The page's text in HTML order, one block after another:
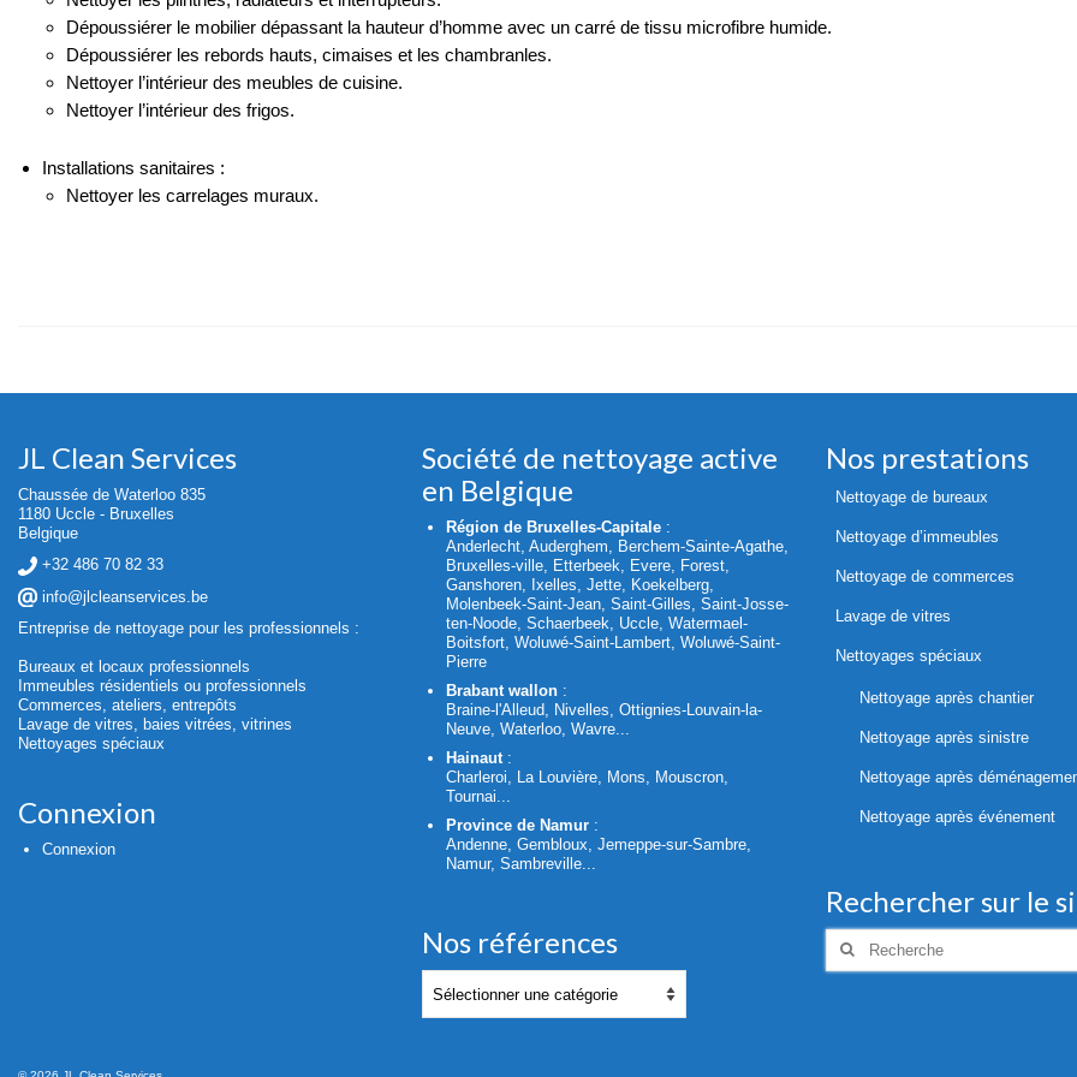
Dépoussiérer le mobilier dépassant la hauteur d’homme avec un carré de tissu microfibre humide.
Dépoussiérer les rebords hauts, cimaises et les chambranles.
Nettoyer l’intérieur des meubles de cuisine.
Nettoyer l’intérieur des frigos.
Installations sanitaires :
Nettoyer les carrelages muraux.
JL Clean Services
Chaussée de Waterloo 835
1180 Uccle - Bruxelles
Belgique
+32 486 70 82 33
info@jlcleanservices.be
Entreprise de nettoyage pour les professionnels :
Bureaux et locaux professionnels
Immeubles résidentiels ou professionnels
Commerces, ateliers, entrepôts
Lavage de vitres, baies vitrées, vitrines
Nettoyages spéciaux
Connexion
Connexion
Société de nettoyage active
en Belgique
Région de Bruxelles-Capitale :
Anderlecht, Auderghem, Berchem-Sainte-Agathe,
Bruxelles-ville, Etterbeek, Evere, Forest,
Ganshoren, Ixelles, Jette, Koekelberg,
Molenbeek-Saint-Jean, Saint-Gilles, Saint-Josse-
ten-Noode, Schaerbeek, Uccle, Watermael-
Boitsfort, Woluwé-Saint-Lambert, Woluwé-Saint-
Pierre
Brabant wallon :
Braine-l'Alleud, Nivelles, Ottignies-Louvain-la-
Neuve, Waterloo, Wavre...
Hainaut:
Charleroi, La Louvière, Mons, Mouscron,
Tournai...
Province de Namur :
Andenne, Gembloux, Jemeppe-sur-Sambre,
Namur, Sambreville...
Nos références
références
Nos prestations
Nettoyage de bureaux
Nettoyage d’immeubles
Nettoyage de commerces
Lavage de vitres
Nettoyages spéciaux
Nettoyage après chantier
Nettoyage après sinistre
Nettoyage après
Nettoyage après événement
Rechercher sur le